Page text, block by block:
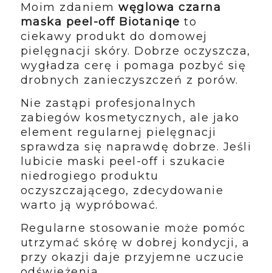
Moim zdaniemwęglowa czarna
maska peel-off Biotaniqe to
ciekawy produkt do domowej
pielęgnacji skóry. Dobrze oczyszcza,
wygładza cerę i pomaga pozbyć się
drobnych zanieczyszczeń z porów.
Nie zastąpi profesjonalnych
zabiegów kosmetycznych, ale jako
element regularnej pielęgnacji
sprawdza się naprawdę dobrze. Jeśli
lubicie maski peel-off i szukacie
niedrogiego produktu
oczyszczającego, zdecydowanie
warto ją wypróbować.
Regularne stosowanie może pomóc
utrzymać skórę w dobrej kondycji, a
przy okazji daje przyjemne uczucie